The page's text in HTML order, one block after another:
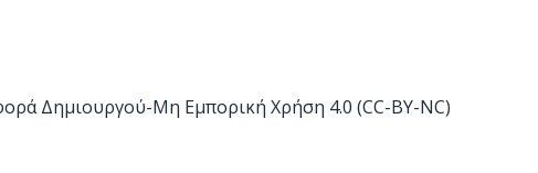
Δημιουργού-Μη Εμπορική Χρήση 4.0 (CC-BY-NC)